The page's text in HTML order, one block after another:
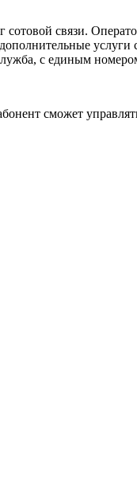
связи.
услуги
с единым
сможет